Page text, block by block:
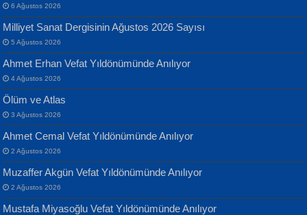
MUSTAFA KELOĞLU
Yarına İz Bırakmak...
ATİLLA ÖZEN
Sultan Olmadan Önce Eyüp...
Yılmaz Ekinci
Geceye Söylenen...
Banu Sancak
Defterimden İçeri...
6 Ağustos 2026
Milliyet Sanat Dergisinin Ağustos 2026 Sayısı
5 Ağustos 2026
Ahmet Erhan Vefat Yıldönümünde Anılıyor
4 Ağustos 2026
Ölüm ve Atlas
3 Ağustos 2026
Ahmet Cemal Vefat Yıldönümünde Anılıyor
2 Ağustos 2026
Muzaffer Akgün Vefat Yıldönümünde Anılıyor
2 Ağustos 2026
Mustafa Miyasoğlu Vefat Yıldönümünde Anılıyor